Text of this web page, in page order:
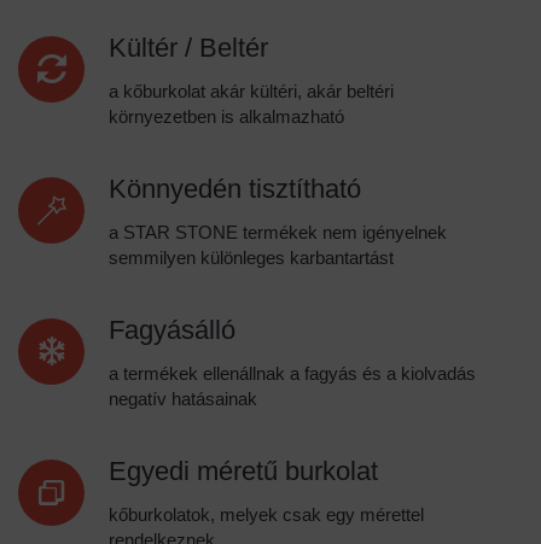
Kültér / Beltér
a kőburkolat akár kültéri, akár beltéri
környezetben is alkalmazható
Könnyedén tisztítható
a STAR STONE termékek nem igényelnek
semmilyen különleges karbantartást
Fagyásálló
a termékek ellenállnak a fagyás és a kiolvadás
negatív hatásainak
Egyedi méretű burkolat
kőburkolatok, melyek csak egy mérettel
rendelkeznek